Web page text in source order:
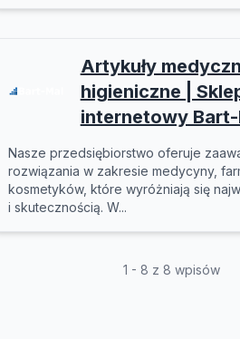
Artykuły
higieniczne |
internetowy
Nasze przedsiębiorstwo oferuje
rozwiązania w zakresie medycyny,
kosmetyków, które wyróżniają się
i skutecznością. W...
1 - 8 z 8 wpisów